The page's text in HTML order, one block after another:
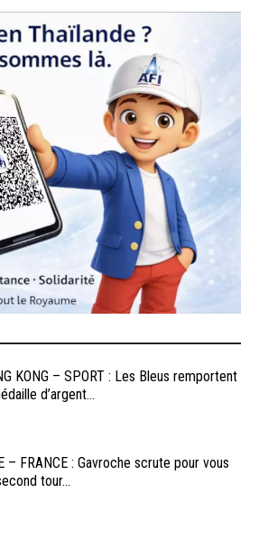
KONG – SPORT : Les Bleus remportent
d’argent...
– FRANCE : Gavroche scrute pour vous
tour...